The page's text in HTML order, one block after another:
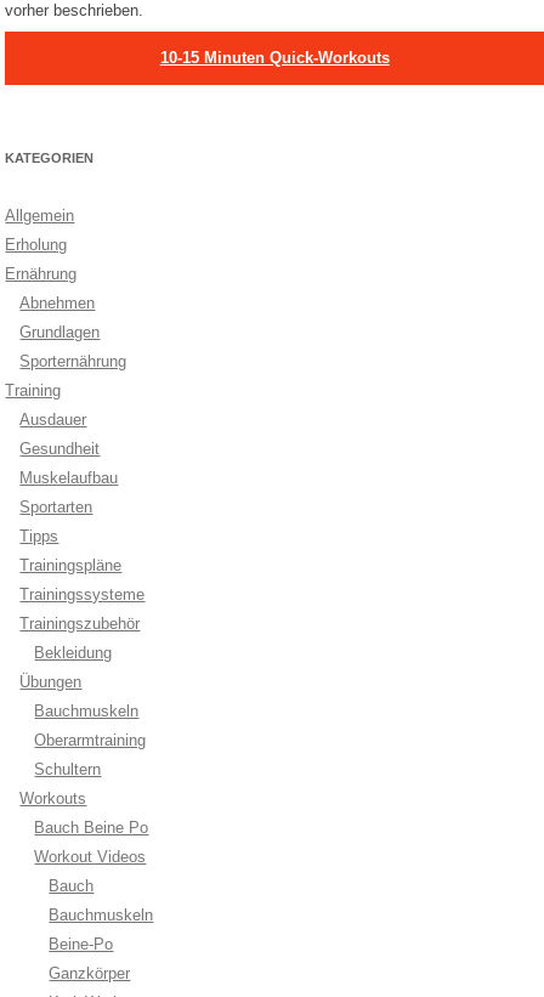
vorher beschrieben.
10-15 Minuten Quick-Workouts
KATEGORIEN
Allgemein
Erholung
Ernährung
Abnehmen
Grundlagen
Sporternährung
Training
Ausdauer
Gesundheit
Muskelaufbau
Sportarten
Tipps
Trainingspläne
Trainingssysteme
Trainingszubehör
Bekleidung
Übungen
Bauchmuskeln
Oberarmtraining
Schultern
Workouts
Bauch Beine Po
Workout Videos
Bauch
Bauchmuskeln
Beine-Po
Ganzkörper